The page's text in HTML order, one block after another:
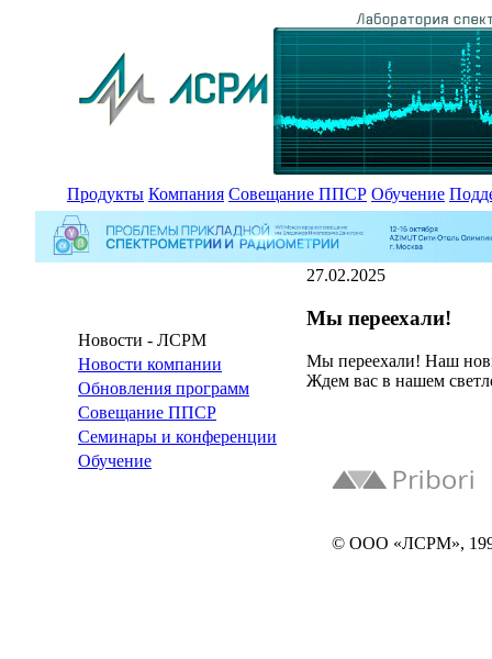
Продукты Компания Совещание ППСР Обучение
Новости - ЛСРМ
Новости компании
Обновления программ
Совещание ППСР
Семинары и конференции
Обучение
27.02.2025
Мы переехали!
Мы переехали! Наш
Ждем вас в нашем
© ООО «ЛСРМ»,